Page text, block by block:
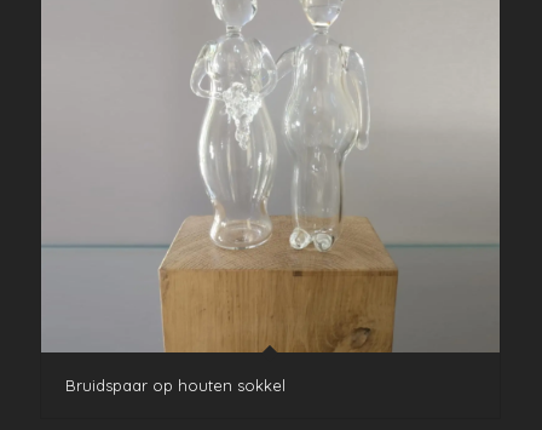
Bruidspaar op houten sokkel